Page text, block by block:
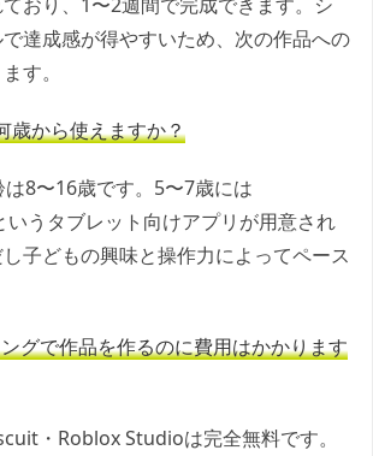
達成感が得やすいため、次の作品への
す。
歳から使えますか？
8〜16歳です。5〜7歳には
いうタブレット向けアプリが用意され
子どもの興味と操作力によってペース
グで作品を作るのに費用はかかります
・Roblox Studioは完全無料です。